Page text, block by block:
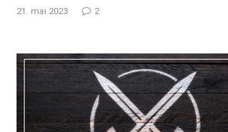
21. mai 2023 2